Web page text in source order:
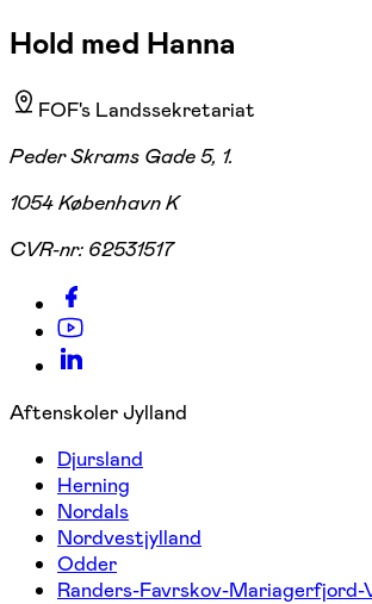
Hold med Hanna
FOF's Landssekretariat
Peder Skrams Gade 5, 1.
1054 København K
CVR-nr: 62531517
Aftenskoler Jylland
Djursland
Herning
Nordals
Nordvestjylland
Odder
Randers-Favrskov-Mariagerfjord-